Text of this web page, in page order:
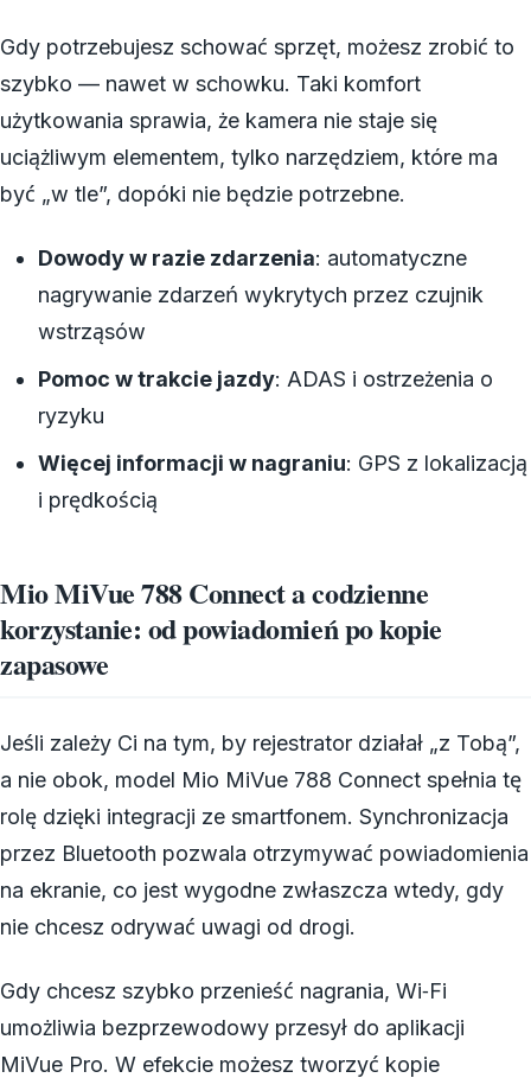
Gdy potrzebujesz schować sprzęt, możesz zrobić to
szybko — nawet w schowku. Taki komfort
użytkowania sprawia, że kamera nie staje się
uciążliwym elementem, tylko narzędziem, które ma
być „w tle”, dopóki nie będzie potrzebne.
Dowody w razie zdarzenia: automatyczne
nagrywanie zdarzeń wykrytych przez czujnik
wstrząsów
Pomoc w trakcie jazdy: ADAS i ostrzeżenia o
ryzyku
Więcej informacji w nagraniu: GPS z lokalizacją
i prędkością
Mio MiVue 788 Connect a codzienne
korzystanie: od powiadomień po kopie
zapasowe
Jeśli zależy Ci na tym, by rejestrator działał „z Tobą”,
a nie obok, model Mio MiVue 788 Connect spełnia tę
rolę dzięki integracji ze smartfonem. Synchronizacja
przez Bluetooth pozwala otrzymywać powiadomienia
na ekranie, co jest wygodne zwłaszcza wtedy, gdy
nie chcesz odrywać uwagi od drogi.
Gdy chcesz szybko przenieść nagrania, Wi‑Fi
umożliwia bezprzewodowy przesył do aplikacji
MiVue Pro. W efekcie możesz tworzyć kopie